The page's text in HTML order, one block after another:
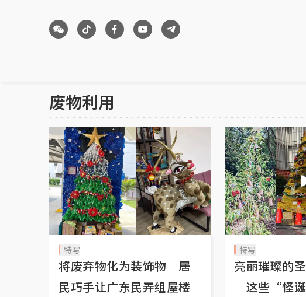
废物利用
特写
将废弃物化为装饰物 居
民巧手让广东民弄组屋楼
特写
亮丽璀璨的
这些“怪